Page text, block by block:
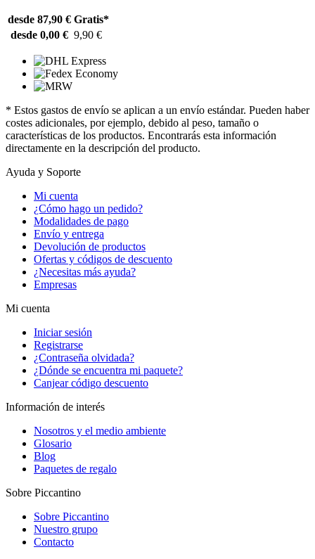
desde 87,90 € Gratis*
desde 0,00 € 9,90 €
* Estos gastos de envío se aplican a un envío estándar. Pueden haber
costes adicionales, por ejemplo, debido al peso, tamaño o
características de los productos. Encontrarás esta información
directamente en la descripción del producto.
Ayuda y Soporte
Mi cuenta
¿Cómo hago un pedido?
Modalidades de pago
Envío y entrega
Devolución de productos
Ofertas y códigos de descuento
¿Necesitas más ayuda?
Empresas
Mi cuenta
Iniciar sesión
Registrarse
¿Contraseña olvidada?
¿Dónde se encuentra mi paquete?
Canjear código descuento
Información de interés
Nosotros y el medio ambiente
Glosario
Blog
Paquetes de regalo
Sobre Piccantino
Sobre Piccantino
Nuestro grupo
Contacto